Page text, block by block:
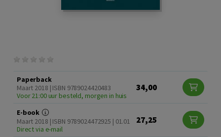
Paperback
Maart 2018 | ISBN 9789024420483
Voor 21:00 uur besteld, morgen in huis
34,00
E-book
Maart 2018 | ISBN 9789024472925 | 01.01
Direct via e-mail
27,25